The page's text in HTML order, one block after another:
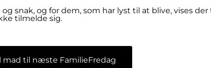
snak, og for dem, som har lyst til at blive, vises
tilmelde sig.
mad til næste FamilieFredag